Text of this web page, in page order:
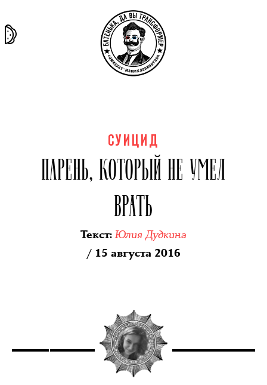
СУИЦИД
ПАРЕНЬ, КОТОРЫЙ НЕ УМЕЛ
ВРАТЬ
Текст:Юлия Дудкина
/ 15 августа 2016